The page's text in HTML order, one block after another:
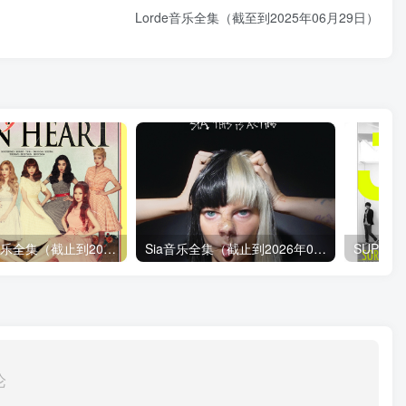
Lorde音乐全集（截至到2025年06月29日）
少女時代音乐全集（截止到2026年07月15日） Sia音乐全集（截止到2026年05月21日）